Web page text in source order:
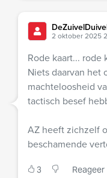
2 oktober 2025
Rode kaart... rode
Niets daarvan het
machteloosheid
tactisch besef
AZ heeft zichzelf
beschamende
3 Reageer